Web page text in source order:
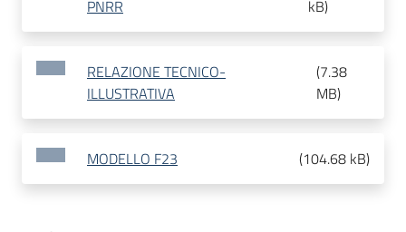
PNRR
kB)
RELAZIONE TECNICO-
ILLUSTRATIVA
(7.38
MB)
MODELLO F23 (104.68 kB)